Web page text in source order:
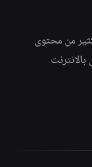
من محتوى